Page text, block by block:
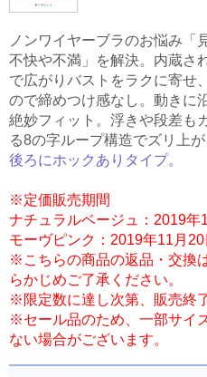
ノンワイヤーブラのお悩み「
不快や不満」を解決。内蔵さ
で広がりバストをラクに寄せ
ので締めつけ感なし。動きに
絶妙フィット。浮きや段差も
る8の字ループ構造でズリ上
後ろにホックありタイプ。
※定価販売期間
ナチュラルベージュ：2019年
モーヴピンク：2019年11月
※こちらの商品の返品・交換
らかじめご了承ください。
※限定数に達し次第、販売終
※セール品のため、一部サイ
ない場合がございます。